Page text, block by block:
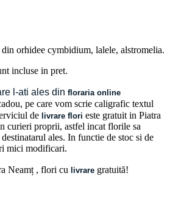
orhidee cymbidium, lalele, alstromelia.
incluse in pret.
l-ati ales din floraria online
pe care vom scrie caligrafic textul
de livrare flori este gratuit in Piatra
curieri proprii, astfel incat florile sa
ales. In functie de stoc si de
mici modificari.
Neamț , flori cu livrare gratuită!